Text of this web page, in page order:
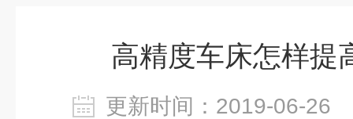
高精度车床怎样提
更新时间：2019-06-